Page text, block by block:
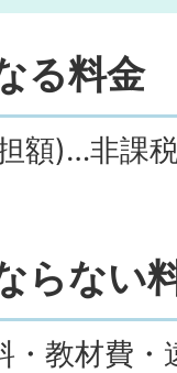
る料金
額)…非課
らない
・教材費